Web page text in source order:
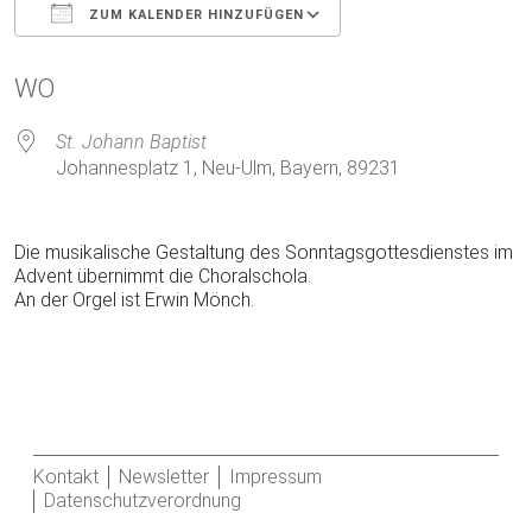
ZUM KALENDER HINZUFÜGEN
WO
St. Johann Baptist
Johannesplatz 1, Neu-Ulm, Bayern, 89231
Die musikalische Gestaltung des Sonntagsgottesdienstes im
Advent übernimmt die Choralschola.
An der Orgel ist Erwin Mönch.
Kontakt Newsletter
Impressum
Datenschutzverordnung